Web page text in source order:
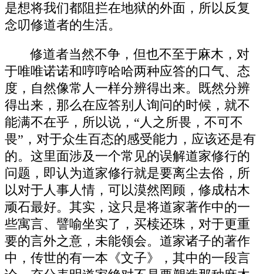
是想将我们都阻拦在地狱的外面，所以反复
念叨修道者的生活。
修道者当然不争，但也不至于麻木，对
于唯唯诺诺和哼哼哈哈两种应答的口气、态
度，自然像常人一样分辨得出来。既然分辨
得出来，那么在应答别人询问的时候，就不
能满不在乎，所以说，“人之所畏，不可不
畏”，对于众生百态的感受能力，应该还是有
的。这里面涉及一个常见的误解道家修行的
问题，即认为道家修行就是要离尘去俗，所
以对于人事人情，可以漠然罔顾，修成枯木
顽石最好。其实，这只是将道家著作中的一
些寓言、譬喻坐实了，买椟还珠，对于更重
要的言外之意，未能领会。道家诸子的著作
中，传世的有一本《文子》，其中的一段言